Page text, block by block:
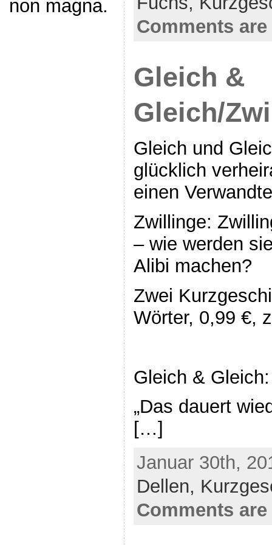
non magna.
Comments
Gleich &
Gleich/
Gleich und
glücklich
einen
Zwillinge:
– wie werden
Alibi machen?
Zwei
Wörter, 0,99 €,
Gleich & Gleich:
„Das dauert
[…]
Januar 30th,
Dellen,
Comments